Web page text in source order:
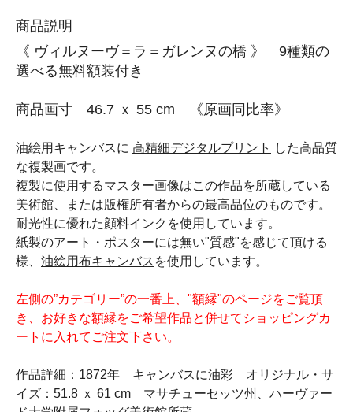
商品説明
《 ヴィルヌーヴ＝ラ＝ガレンヌの橋 》 9種類の
選べる無料額装付き
商品画寸 46.7 ｘ 55 cm 《原画同比率》
油絵用キャンバスに 高精細デジタルプリント
した高品質
な複製画です。
複製に使用するマスター画像はこの作品を所蔵している
美術館、または版権所有者からの最高品位のものです。
耐光性に優れた顔料インクを使用しています。
紙製のアート・ポスターには無い"質感"を感じて頂ける
様、 油絵用布キャンバス を使用しています。
左側の”カテゴリー”の一番上、"額縁"のページをご覧頂
き、お好きな額縁をご希望作品と併せてショッピングカ
ートに入れてご注文下さい。
作品詳細：1872年 キャンバスに油彩 オリジナル・サ
イズ：51.8 ｘ 61 cm マサチューセッツ州、ハーヴァー